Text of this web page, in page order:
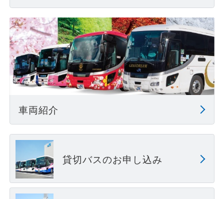
車両紹介
貸切バスのお申し込み